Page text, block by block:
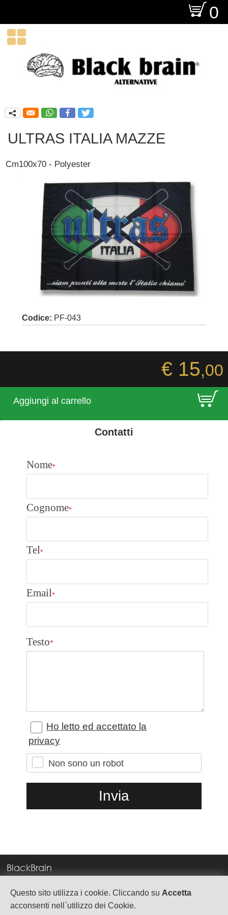
Questo sito utilizza i cookie. Cliccando su Accetta
acconsenti nell`utilizzo dei Cookie.
O 0

q
ULTRAS ITALIA MAZZE
Cm100x70 - Polyester
Codice: PF-043
€ 15,00
Aggiungi al carrello E
Contatti
Nome*
Cognome*
Tel*
Email*
Testo*
Ho letto ed accettato la
privacy
Non sono un robot
BlackBrain
Corso Milano, 83
37138 Verona